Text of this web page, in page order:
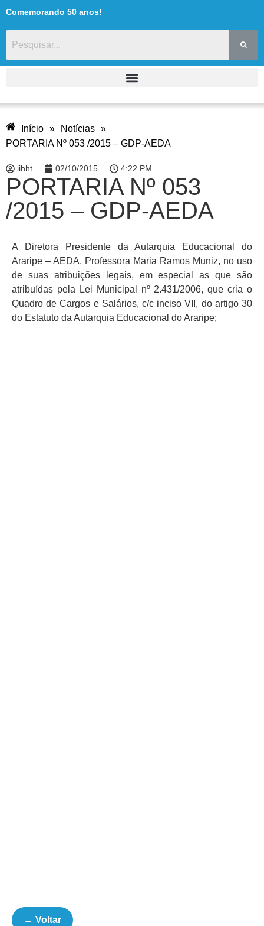
Comemorando 50 anos!
Início » Notícias »
PORTARIA Nº 053 /2015 – GDP-AEDA
iihht 02/10/2015 4:22 PM
PORTARIA Nº 053
/2015 – GDP-AEDA
A Diretora Presidente da Autarquia Educacional do
Araripe – AEDA, Professora Maria Ramos Muniz, no uso
de suas atribuições legais, em especial as que são
atribuídas pela Lei Municipal nº 2.431/2006, que cria o
Quadro de Cargos e Salários, c/c inciso VII, do artigo 30
do Estatuto da Autarquia Educacional do Araripe;
← Voltar